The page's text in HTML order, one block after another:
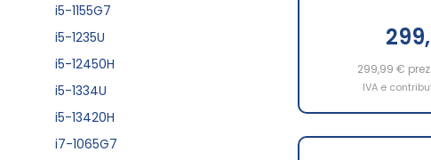
299,99 €
IVA e
i5-1155G7
i5-1235U
i5-12450H
i5-1334U
i5-13420H
i7-1065G7